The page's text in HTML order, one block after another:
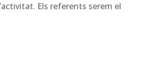
Els referents serem el